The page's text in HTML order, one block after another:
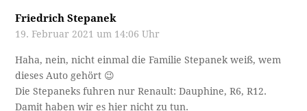
Friedrich Stepanek
19. Februar 2021 um 14:06 Uhr
Haha, nein, nicht einmal die Familie Stepanek weiß, wem
dieses Auto gehört 😉
Die Stepaneks fuhren nur Renault: Dauphine, R6, R12.
Damit haben wir es hier nicht zu tun.